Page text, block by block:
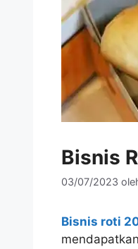
Bisnis
03/07/2023
Bisnis roti